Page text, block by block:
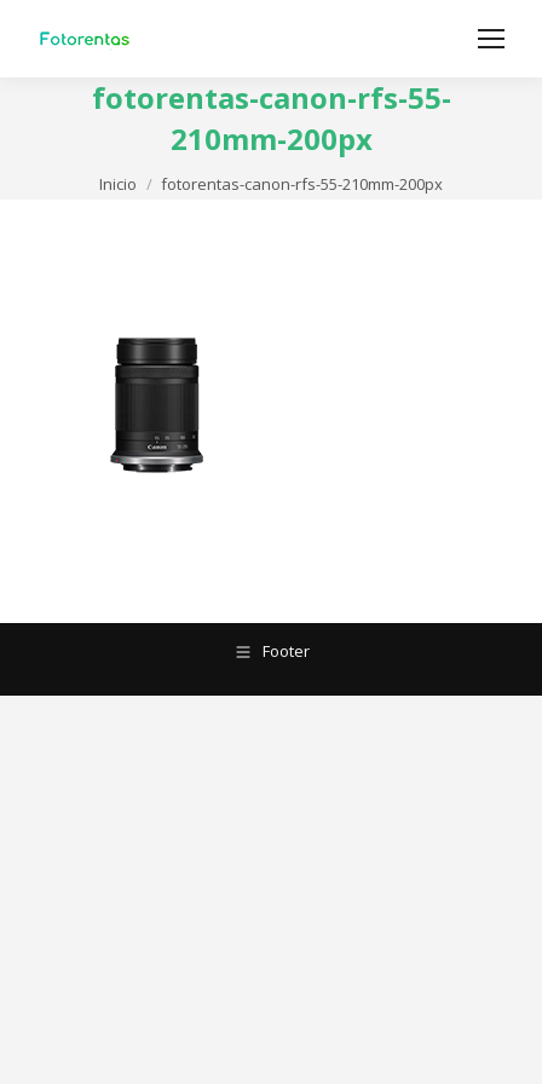
fotorentas-canon-rfs-55-
210mm-200px
Estás aquí:
Inicio fotorentas-canon-rfs-55-210mm-200px
Footer